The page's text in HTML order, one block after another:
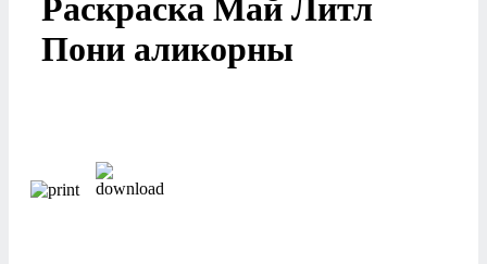
Раскраска Май Литл
Пони аликорны